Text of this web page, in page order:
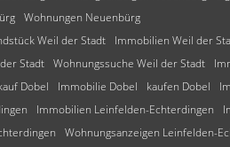
Wohnungen Neuenbürg
Weil der Stadt Immobilien Weil der
Stadt Wohnungssuche Weil der Stadt
Dobel Immobilie Dobel kaufen Dobel
Immobilien Leinfelden-Echterdingen
Wohnungsanzeigen Leinfelden-